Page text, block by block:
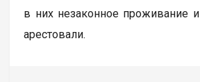
в них незаконное проживание
арестовали.